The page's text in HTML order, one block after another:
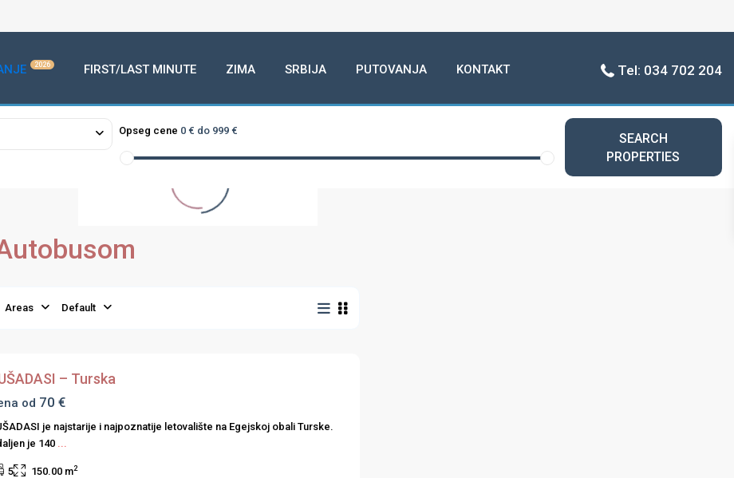
2026 FIRST/LAST MINUTE ZIMA SRBIJA PUTOVANJA KONTAKT Tel: 034 702 204
2
loading... Prev
Opseg cene 0 € do 999 €
SEARCH
PROPERTIES
Areas
Default
– Turska
od 70 €
je najstarije i najpoznatije letovalište na Egejskoj obali Turske.
je 140 ...
5 150.00 m2